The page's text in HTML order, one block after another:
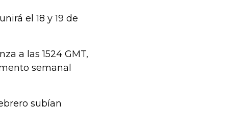
el 18 y 19 de
a las 1524 GMT,
semanal
subían